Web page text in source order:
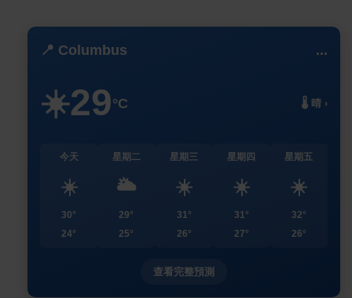
📍 Columbus ...
☀️29°C 🌡️ 晴 ›
今天
☀️
30°
24°
星期二
🌥️
29°
25°
星期三
☀️
31°
26°
星期四
☀️
31°
27°
星期五
☀️
32°
26°
查看完整預測